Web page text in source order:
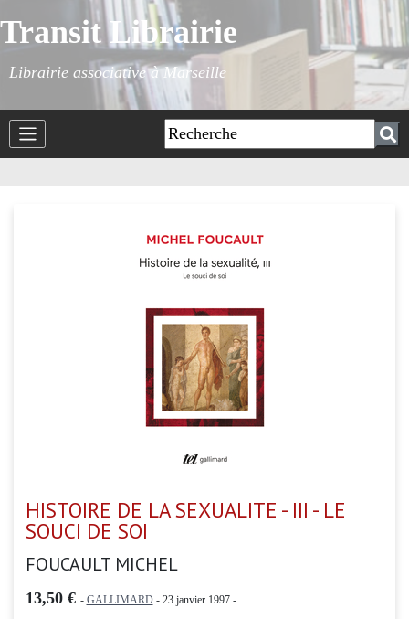
Transit Librairie
Librairie associative à Marseille
HISTOIRE DE LA SEXUALITE - III - LE
SOUCI DE SOI
FOUCAULT MICHEL
13,50 € - GALLIMARD- 23 janvier 1997 -